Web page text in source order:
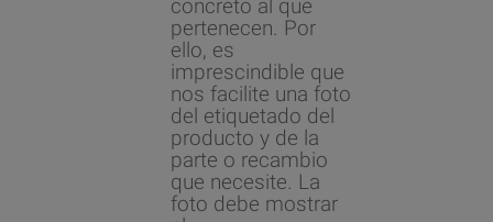
concreto al que
pertenecen. Por
ello, es
imprescindible que
nos facilite una foto
del etiquetado del
producto y de la
parte o recambio
que necesite. La
foto debe mostrar